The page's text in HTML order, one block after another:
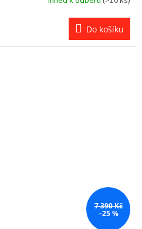
Do košíku
7 390 Kč
–25 %